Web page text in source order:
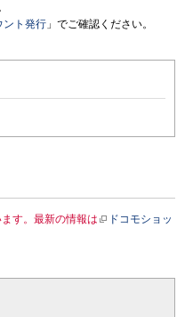
ント発行 」でご確認ください。
す。最新の情報は
ドコモショッ